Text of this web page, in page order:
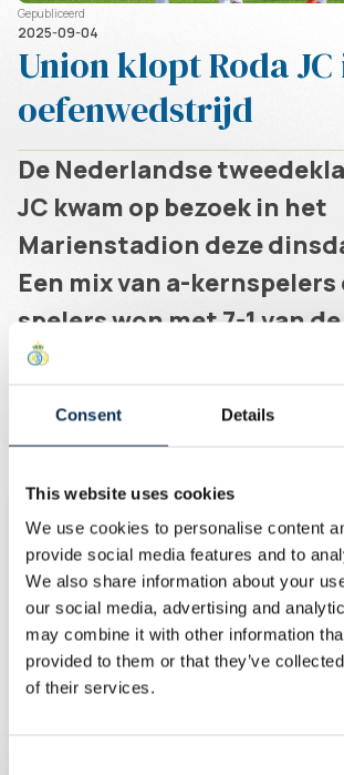
Consent Details
This website uses cookies
We use cookies to personalise content
provide social media features and to
We also share information about your
our social media, advertising and
may combine it with other information
provided to them or that they’ve
of their services.
Gepubliceerd
2025-09-04
Union klopt Roda JC
oefenwedstrijd
De Nederlandse
JC kwam op bezoek in het
Marienstadion deze
Een mix van a-kernspelers
spelers won met 7-1 van
Kerkrade. De goals
Voor Union speelden:
Chambaere
François (75’ Stevens), Barry, Sykes
Patris (60’ Pedro Pinto), Ramussen